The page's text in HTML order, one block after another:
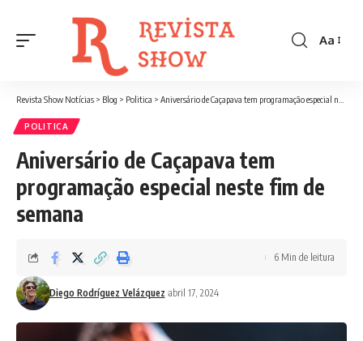
Font
Aa
Revista Show Notícias > Blog > Politica > Aniversário de Caçapava tem programação especial neste fim de semana
POLITICA
Aniversário de Caçapava tem
programação especial neste fim de
semana
Diego Rodríguez Velázquez abril 17, 2024
6 Min de leitura